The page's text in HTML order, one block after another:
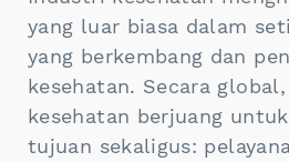
yang luar biasa dalam
yang berkembang dan
kesehatan. Secara
kesehatan berjuang
tujuan sekaligus: